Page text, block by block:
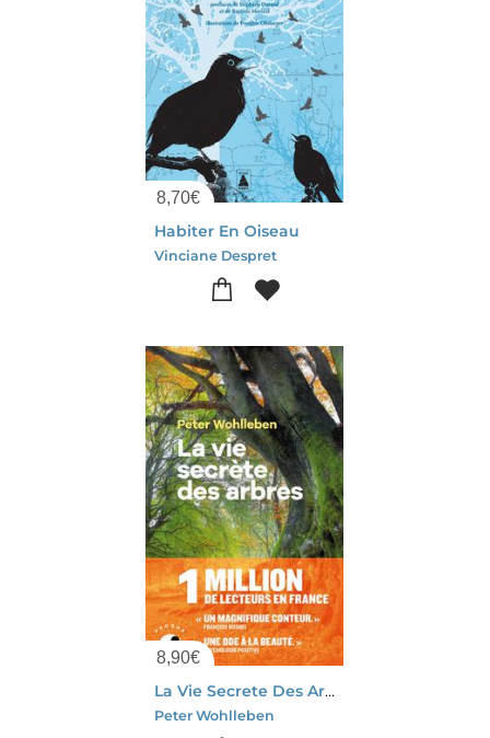
8,70€
Habiter En Oiseau
Vinciane Despret
8,90€
La Vie Secrete Des Arbres
Peter Wohlleben